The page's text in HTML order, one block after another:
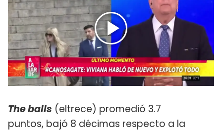
The balls (eltrece) promedió 3.7
puntos, bajó 8 décimas respecto a la